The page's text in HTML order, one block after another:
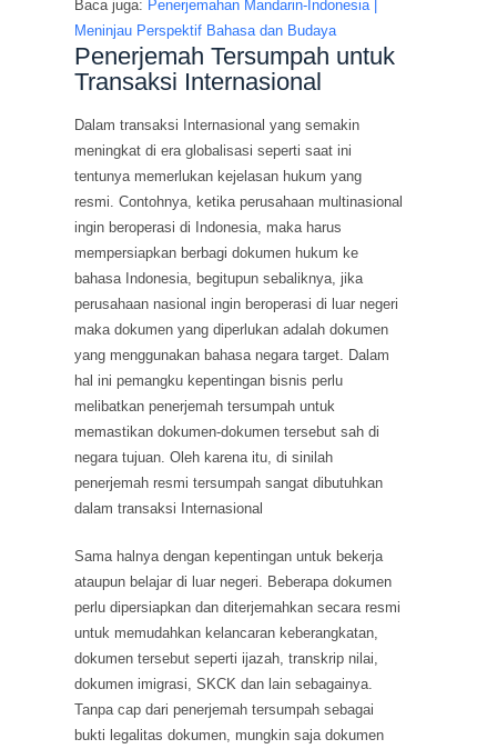
Baca juga: Penerjemahan Mandarin-Indonesia |
Meninjau Perspektif Bahasa dan Budaya
Penerjemah Tersumpah untuk
Transaksi Internasional
Dalam transaksi Internasional yang semakin
meningkat di era globalisasi seperti saat ini
tentunya memerlukan kejelasan hukum yang
resmi. Contohnya, ketika perusahaan multinasional
ingin beroperasi di Indonesia, maka harus
mempersiapkan berbagi dokumen hukum ke
bahasa Indonesia, begitupun sebaliknya, jika
perusahaan nasional ingin beroperasi di luar negeri
maka dokumen yang diperlukan adalah dokumen
yang menggunakan bahasa negara target. Dalam
hal ini pemangku kepentingan bisnis perlu
melibatkan penerjemah tersumpah untuk
memastikan dokumen-dokumen tersebut sah di
negara tujuan. Oleh karena itu, di sinilah
penerjemah resmi tersumpah sangat dibutuhkan
dalam transaksi Internasional
Sama halnya dengan kepentingan untuk bekerja
ataupun belajar di luar negeri. Beberapa dokumen
perlu dipersiapkan dan diterjemahkan secara resmi
untuk memudahkan kelancaran keberangkatan,
dokumen tersebut seperti ijazah, transkrip nilai,
dokumen imigrasi, SKCK dan lain sebagainya.
Tanpa cap dari penerjemah tersumpah sebagai
bukti legalitas dokumen, mungkin saja dokumen